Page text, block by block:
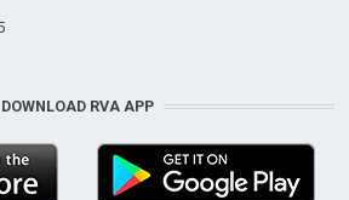
DOWNLOAD RVA APP